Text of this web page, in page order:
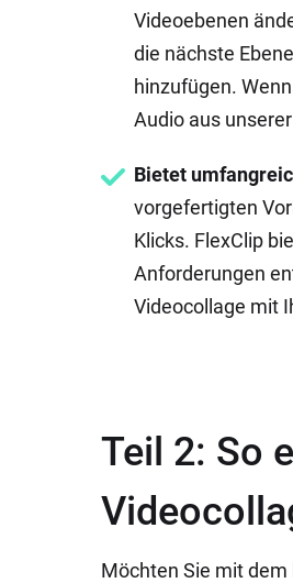
Videoebenen
die nächste
hinzufügen.
Audio aus unserer
Bietet
vorgefertigten
Klicks. FlexClip
Anforderungen
Videocollage mit
Teil 2: So
Möchten Sie mit dem